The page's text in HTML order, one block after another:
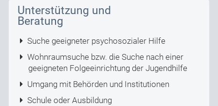
Unterstützung und
Beratung
Suche geeigneter psychosozialer Hilfe
Wohnraumsuche bzw. die Suche nach einer
geeigneten Folgeeinrichtung der Jugendhilfe
Umgang mit Behörden und Institutionen
Schule oder Ausbildung